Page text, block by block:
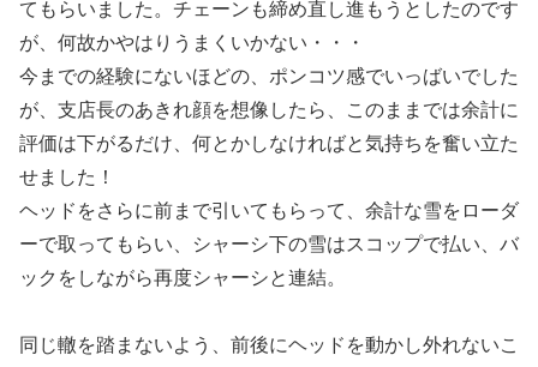
てもらいました。チェーンも締め直し進もうとしたのです
が、何故かやはりうまくいかない・・・
今までの経験にないほどの、ポンコツ感でいっばいでした
が、支店長のあきれ顔を想像したら、このままでは余計に
評価は下がるだけ、何とかしなければと気持ちを奮い立た
せました！
ヘッドをさらに前まで引いてもらって、余計な雪をローダ
ーで取ってもらい、シャーシ下の雪はスコップで払い、バ
ックをしながら再度シャーシと連結。
同じ轍を踏まないよう、前後にヘッドを動かし外れないこ